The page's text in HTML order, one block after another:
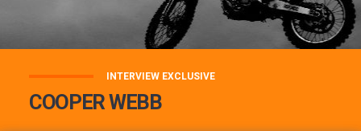
INTERVIEW EXCLUSIVE
COOPER WEBB